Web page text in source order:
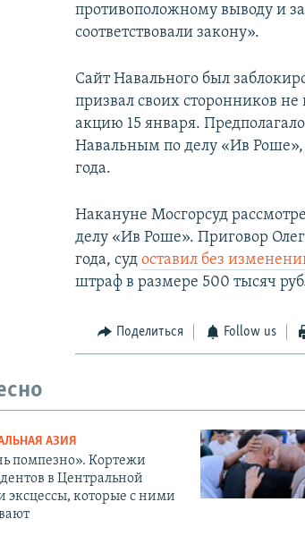
противоположному выводу и
соответствовали закону».
Сайт Навального был
призвал своих сторонников
акцию 15 января.
Навальным по делу «Ив Роше»,
года.
Накануне Мосгорсуд
делу «Ив Роше». Приговор
года, судоставил без
штраф в размере 500 тысяч
Поделиться Follow us
АЗИЯ
помпезно». Кортежи
в Центральной
эксцессы, которые с ними